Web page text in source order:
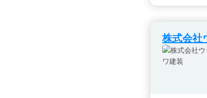
株式会社